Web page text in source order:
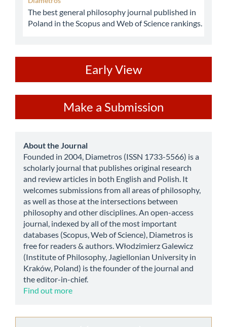
The best general philosophy journal published in
Poland in the Scopus and Web of Science rankings.
Early View
a
Submission
Make a Submission
about
About the Journal
Founded in 2004, Diametros (ISSN 1733-5566) is a
scholarly journal that publishes original research
and review articles in both English and Polish. It
welcomes submissions from all areas of philosophy,
as well as those at the intersections between
philosophy and other disciplines. An open-access
journal, indexed by all of the most important
databases (Scopus, Web of Science), Diametros is
free for readers & authors. Włodzimierz Galewicz
(Institute of Philosophy, Jagiellonian University in
Kraków, Poland) is the founder of the journal and
the editor-in-chief.
Find out more